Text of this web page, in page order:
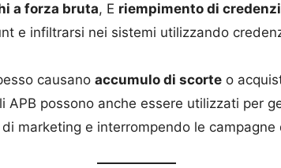
a forza bruta, E riempimento di
e infiltrarsi nei sistemi utilizzando
causano accumulo di scorte o
possono anche essere utilizzati per
marketing e interrompendo le campagne